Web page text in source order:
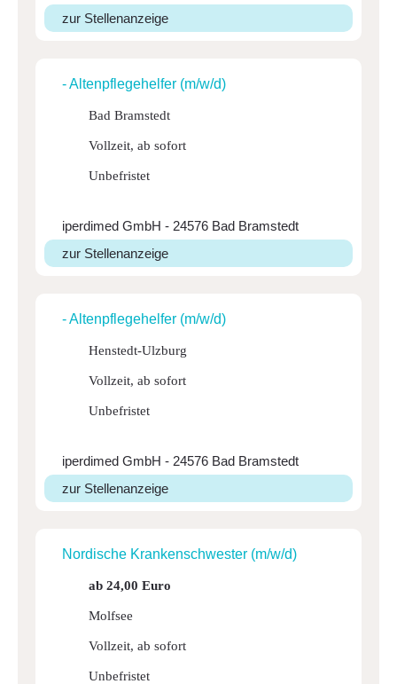
zur Stellenanzeige
- Alten­pfle­ge­helfer (m/w/d)
Bad Bramstedt
Vollzeit, ab sofort
Unbefristet
iperdimed GmbH - 24576 Bad Bramstedt
zur Stellenanzeige
- Alten­pfle­ge­helfer (m/w/d)
Henstedt-Ulzburg
Vollzeit, ab sofort
Unbefristet
iperdimed GmbH - 24576 Bad Bramstedt
zur Stellenanzeige
Nordi­sche Kran­ken­schwester (m/w/d)
ab 24,00 Euro
Molfsee
Vollzeit, ab sofort
Unbefristet